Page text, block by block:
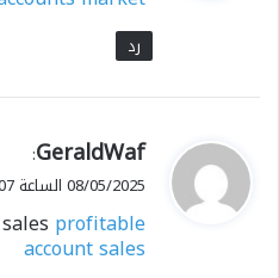
رد
ي
ق
ل
GeraldWaf
:
08/05/2025 الساعة 18:07
profitable
account sales